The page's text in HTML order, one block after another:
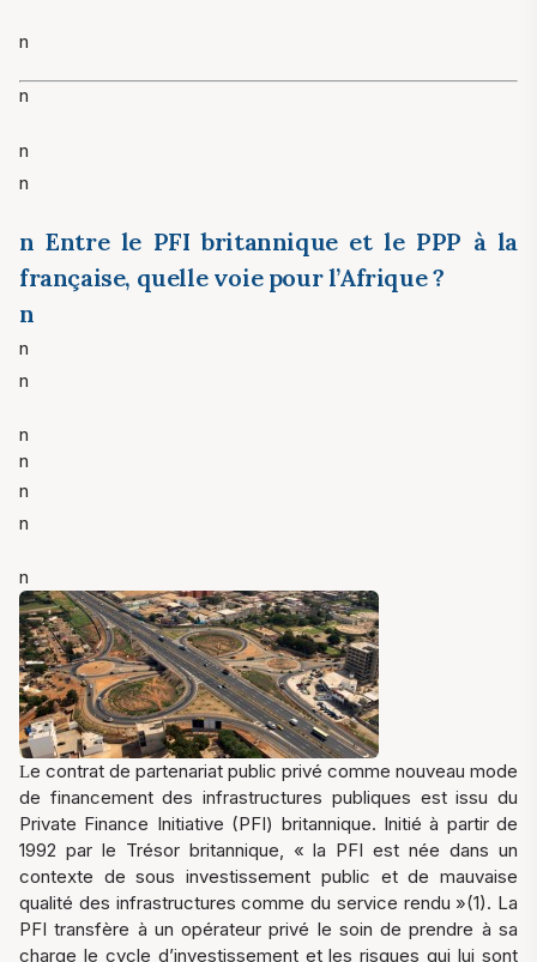
n
n
n
n
n Entre le PFI britannique et le PPP à la
française, quelle voie pour l’Afrique ?
n
n
n
n
n
n
n
n
Le contrat de partenariat public privé comme nouveau mode
de financement des infrastructures publiques est issu du
Private Finance Initiative (PFI) britannique. Initié à partir de
1992 par le Trésor britannique, « la PFI est née dans un
contexte de sous investissement public et de mauvaise
qualité des infrastructures comme du service rendu »(1). La
PFI transfère à un opérateur privé le soin de prendre à sa
charge le cycle d’investissement et les risques qui lui sont